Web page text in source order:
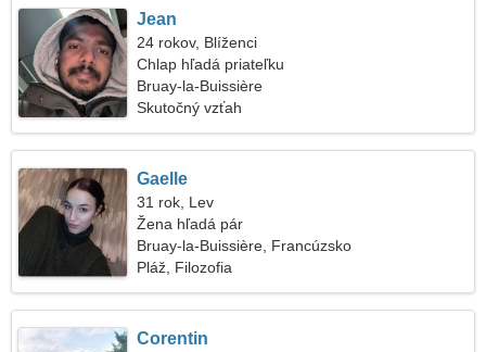
Jean
24 rokov, Blíženci
Chlap hľadá priateľku
Bruay-la-Buissière
Skutočný vzťah
Gaelle
31 rok, Lev
Žena hľadá pár
Bruay-la-Buissière, Francúzsko
Pláž, Filozofia
Corentin